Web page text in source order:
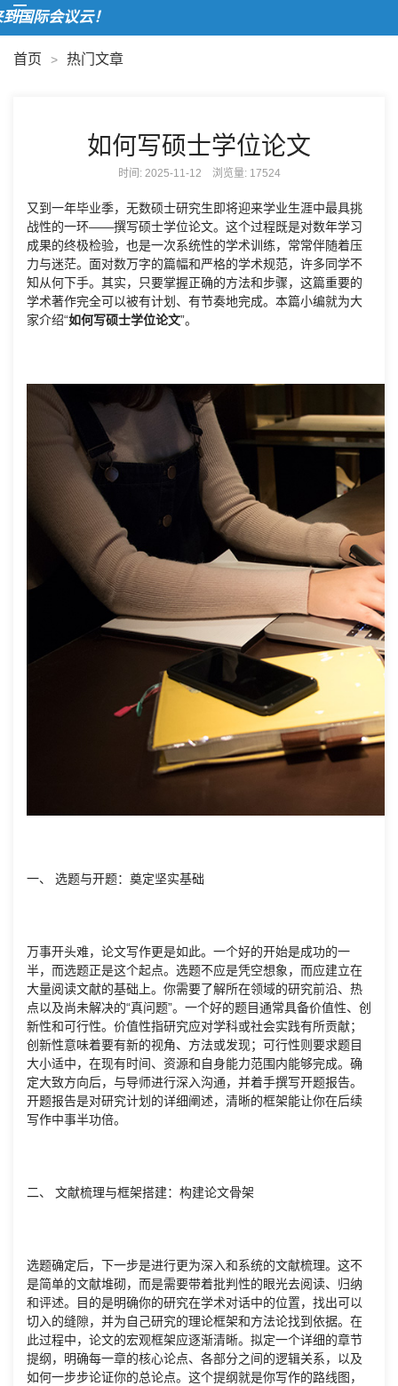
际会议云！
首页 > 热门文章
如何写硕士学位论文
时间: 2025-11-12 浏览量: 17524
又到一年毕业季，无数硕士研究生即将迎来学业生涯中最具挑
战性的一环——撰写硕士学位论文。这个过程既是对数年学习
成果的终极检验，也是一次系统性的学术训练，常常伴随着压
力与迷茫。面对数万字的篇幅和严格的学术规范，许多同学不
知从何下手。其实，只要掌握正确的方法和步骤，这篇重要的
学术著作完全可以被有计划、有节奏地完成。本篇小编就为大
家介绍“如何写硕士学位论文”。
一、 选题与开题：奠定坚实基础
万事开头难，论文写作更是如此。一个好的开始是成功的一
半，而选题正是这个起点。选题不应是凭空想象，而应建立在
大量阅读文献的基础上。你需要了解所在领域的研究前沿、热
点以及尚未解决的“真问题”。一个好的题目通常具备价值性、创
新性和可行性。价值性指研究应对学科或社会实践有所贡献；
创新性意味着要有新的视角、方法或发现；可行性则要求题目
大小适中，在现有时间、资源和自身能力范围内能够完成。确
定大致方向后，与导师进行深入沟通，并着手撰写开题报告。
开题报告是对研究计划的详细阐述，清晰的框架能让你在后续
写作中事半功倍。
二、 文献梳理与框架搭建：构建论文骨架
选题确定后，下一步是进行更为深入和系统的文献梳理。这不
是简单的文献堆砌，而是需要带着批判性的眼光去阅读、归纳
和评述。目的是明确你的研究在学术对话中的位置，找出可以
切入的缝隙，并为自己研究的理论框架和方法论找到依据。在
此过程中，论文的宏观框架应逐渐清晰。拟定一个详细的章节
提纲，明确每一章的核心论点、各部分之间的逻辑关系，以及
如何一步步论证你的总论点。这个提纲就是你写作的路线图，